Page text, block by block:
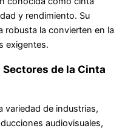
y rendimiento. Su
robusta la convierten en la
exigentes.
de la Cinta
variedad de industrias,
audiovisuales,